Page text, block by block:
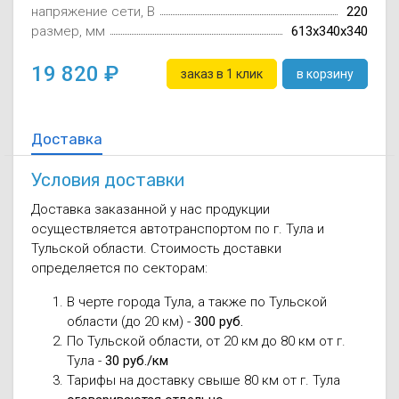
напряжение сети, В
220
размер, мм
613x340x340
19 820 заказ в 1 клик в корзину
Доставка
Условия доставки
Доставка заказанной у нас продукции
осуществляется автотранспортом по г. Тула и
Тульской области. Стоимость доставки
определяется по секторам:
В черте города Тула, а также по Тульской
области (до 20 км) - 300 руб.
По Тульской области, от 20 км до 80 км от г.
Тула - 30 руб./км
Тарифы на доставку свыше 80 км от г. Тула